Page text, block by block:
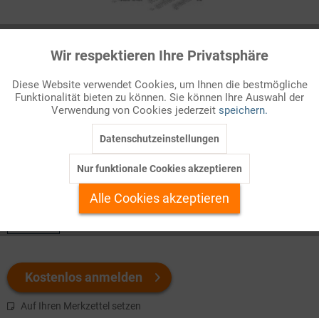
Regionale Konflikte in Pakistan
Zahlreiche Konflikte bedrohen die Stabilität des
Atomwaffenstaates Pakistan. Die innere Ordnung des Landes
Welchen Download brauchen Sie?
Kostenlos anmelden
Auf Ihren Merkzettel setzen
Funktionale Aktiv
Marketing Inaktiv
Personalisierung Inaktiv
Service
Wir respektieren Ihre Privatsphäre
Diese Website verwendet Cookies, um Ihnen die bestmögliche
Funktionalität bieten zu können. Sie können Ihre Auswahl der
Verwendung von Cookies jederzeit speichern.
Datenschutzeinstellungen
Nur funktionale Cookies akzeptieren
Alle Cookies akzeptieren